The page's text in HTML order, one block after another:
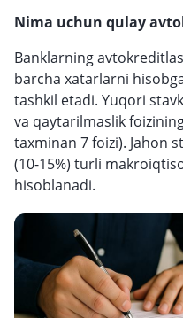
Nima uchun qulay
Banklarning
barcha xatarlarni
tashkil etadi. Yuqori
va qaytarilmaslik
taxminan 7 foizi). Jahon
(10-15%) turli
hisoblanadi.